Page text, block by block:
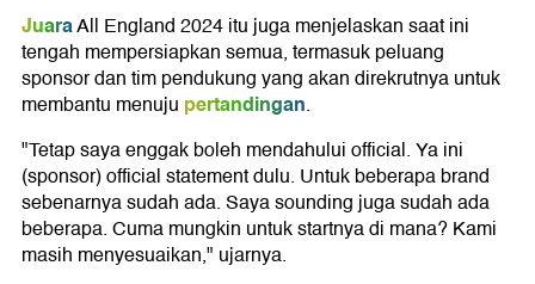
JuaraAll England 2024 itu juga menjelaskan saat ini
tengah mempersiapkan semua, termasuk peluang
sponsor dan tim pendukung yang akan direkrutnya untuk
membantu menuju pertandingan.
"Tetap saya enggak boleh mendahului official. Ya ini
(sponsor) official statement dulu. Untuk beberapa brand
sebenarnya sudah ada. Saya sounding juga sudah ada
beberapa. Cuma mungkin untuk startnya di mana? Kami
masih menyesuaikan," ujarnya.